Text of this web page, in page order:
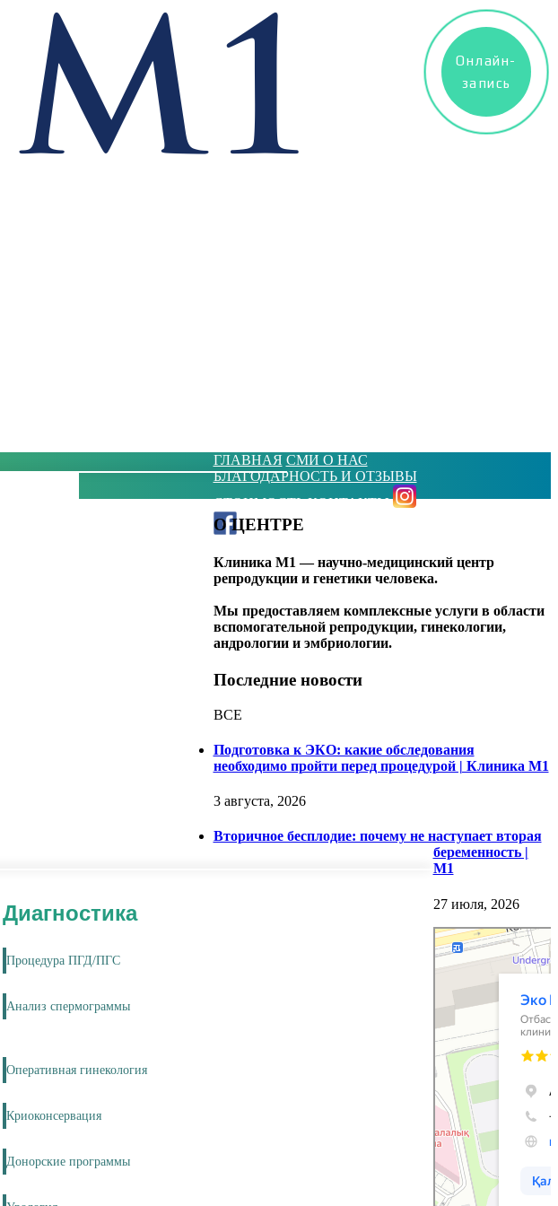
ГЛАВНАЯ СМИ О НАС
Диагностика
Процедура ПГД/ПГС
Анализ спермограммы
Оперативная гинекология
Криоконсервация
Донорские программы
БЛАГОДАРНОСТЬ И ОТЗЫВЫ
СТОИМОСТЬ КОНТАКТЫ
О ЦЕНТРЕ
Клиника М1 — научно-медицинский центр
репродукции и генетики человека.
Мы предоставляем комплексные услуги в области
вспомогательной репродукции, гинекологии,
андрологии и эмбриологии.
Последние новости
ВСЕ
Подготовка к ЭКО: какие обследования
необходимо пройти перед процедурой | Клиника M1
3 августа, 2026
Вторичное бесплодие: почему не наступает вторая
беременность |
M1
27 июля, 2026
Эко M1
Центр планирования
семьи в Астане
Медцентр, клиника в
Астане
Онлайн-
запись